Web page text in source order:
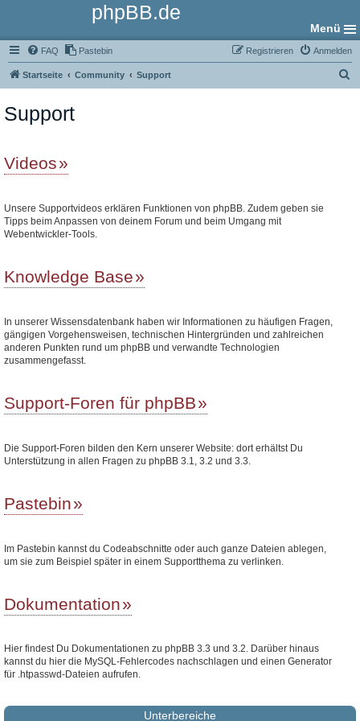
phpBB.de
Menü
FAQ Pastebin Anmelden
Registrieren
Startseite Community Support
Support
Videos
Unsere Supportvideos erklären Funktionen von phpBB. Zudem geben sie
Tipps beim Anpassen von deinem Forum und beim Umgang mit
Webentwickler-Tools.
Knowledge Base
In unserer Wissensdatenbank haben wir Informationen zu häufigen Fragen,
gängigen Vorgehensweisen, technischen Hintergründen und zahlreichen
anderen Punkten rund um phpBB und verwandte Technologien
zusammengefasst.
Support-Foren für phpBB
Die Support-Foren bilden den Kern unserer Website: dort erhältst Du
Unterstützung in allen Fragen zu phpBB 3.1, 3.2 und 3.3.
Pastebin
Im Pastebin kannst du Codeabschnitte oder auch ganze Dateien ablegen,
um sie zum Beispiel später in einem Supportthema zu verlinken.
Dokumentation
Hier findest Du Dokumentationen zu phpBB 3.3 und 3.2. Darüber hinaus
kannst du hier die MySQL-Fehlercodes nachschlagen und einen Generator
für .htpasswd-Dateien aufrufen.
Unterbereiche